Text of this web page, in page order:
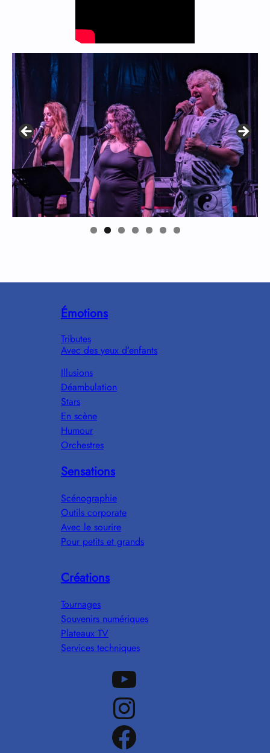
Émotions
Tributes
Avec des yeux d’enfants
Illusions
Déambulation
Stars
En scène
Humour
Orchestres
Sensations
Scénographie
Outils corporate
Avec le sourire
Pour petits et grands
Créations
Tournages
Souvenirs numériques
Plateaux TV
Services techniques
Notre chaine Youtube
Notre Instagram
Notre Facebook